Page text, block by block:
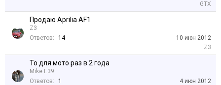
GTX
Продаю Aprilia AF1
Z3
Ответов:
14
10 июн 2012
Z3
То для мото раз в 2 года
Mike E39
Ответов:
1
4 июн 2012